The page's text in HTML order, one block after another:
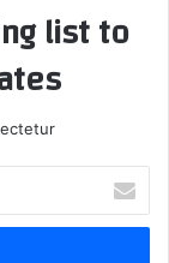
list to
بريدك
الإلكتروني